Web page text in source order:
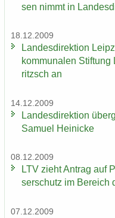
sen nimmt in
18.12.2009
Lan­des­di­rek­ti­on
kom­mu­na­len
ritzsch an
14.12.2009
Lan­des­di­rek­ti­on
Sa­mu­el Hei­ni­cke
08.12.2009
LTV zieht An­trag auf
ser­schutz im Be­reich
07.12.2009